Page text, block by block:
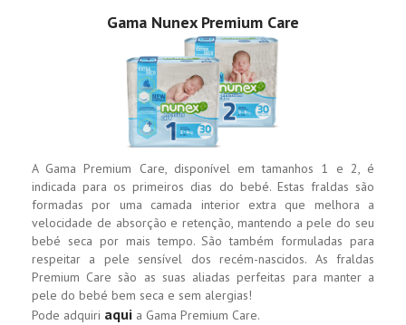
Gama Nunex Premium Care
A Gama Premium Care, disponível em tamanhos 1 e 2, é
indicada para os primeiros dias do bebé. Estas fraldas são
formadas por uma camada interior extra que melhora a
velocidade de absorção e retenção, mantendo a pele do seu
bebé seca por mais tempo. São também formuladas para
respeitar a pele sensível dos recém-nascidos. As fraldas
Premium Care são as suas aliadas perfeitas para manter a
pele do bebé bem seca e sem alergias!
Pode adquiri aqui a Gama Premium Care.